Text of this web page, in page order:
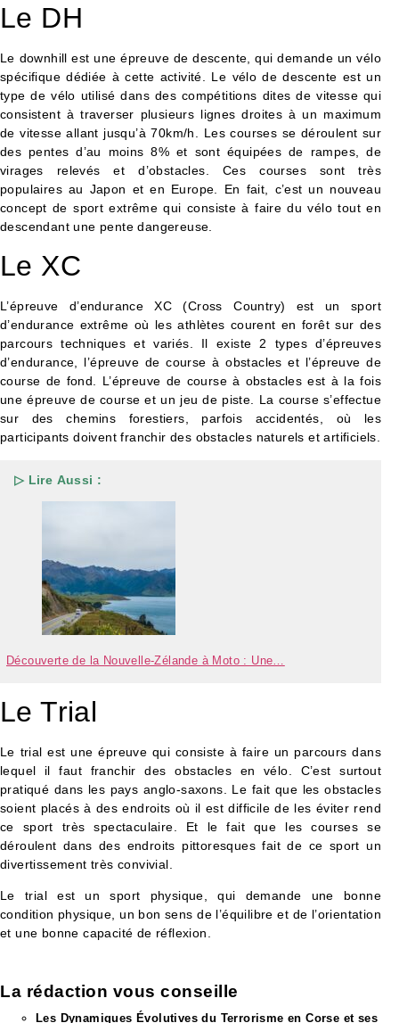
Le DH
Le downhill est une épreuve de descente, qui demande un vélo
spécifique dédiée à cette activité. Le vélo de descente est un
type de vélo utilisé dans des compétitions dites de vitesse qui
consistent à traverser plusieurs lignes droites à un maximum
de vitesse allant jusqu’à 70km/h. Les courses se déroulent sur
des pentes d’au moins 8% et sont équipées de rampes, de
virages relevés et d’obstacles. Ces courses sont très
populaires au Japon et en Europe. En fait, c’est un nouveau
concept de sport extrême qui consiste à faire du vélo tout en
descendant une pente dangereuse.
Le XC
L’épreuve d’endurance XC (Cross Country) est un sport
d’endurance extrême où les athlètes courent en forêt sur des
parcours techniques et variés. Il existe 2 types d’épreuves
d’endurance, l’épreuve de course à obstacles et l’épreuve de
course de fond. L’épreuve de course à obstacles est à la fois
une épreuve de course et un jeu de piste. La course s’effectue
sur des chemins forestiers, parfois accidentés, où les
participants doivent franchir des obstacles naturels et artificiels.
▷ Lire Aussi :
Découverte de la Nouvelle-Zélande à Moto : Une…
Le Trial
Le trial est une épreuve qui consiste à faire un parcours dans
lequel il faut franchir des obstacles en vélo. C’est surtout
pratiqué dans les pays anglo-saxons. Le fait que les obstacles
soient placés à des endroits où il est difficile de les éviter rend
ce sport très spectaculaire. Et le fait que les courses se
déroulent dans des endroits pittoresques fait de ce sport un
divertissement très convivial.
Le trial est un sport physique, qui demande une bonne
condition physique, un bon sens de l’équilibre et de l’orientation
et une bonne capacité de réflexion.
La rédaction vous conseille​
Les Dynamiques Évolutives du Terrorisme en Corse et ses